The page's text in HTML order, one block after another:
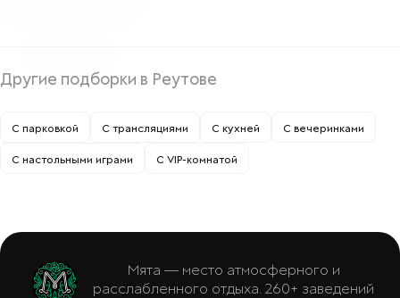
Другие подборки в Реутове
С парковкой С трансляциями С кухней С вечеринками
С настольными играми С VIP-комнатой
Мята — место атмосферного и
расслабленного отдыха. 260+ заведений